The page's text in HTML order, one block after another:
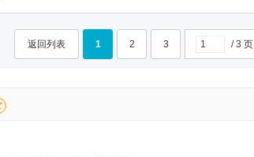
1 2 3 / 3 页
返回列表